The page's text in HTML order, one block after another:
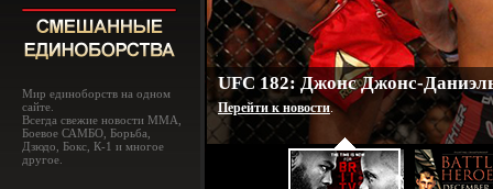
Мир единоборств на одном
сайте.
Всегда свежие новости MMA,
Боевое САМБО, Борьба,
Дзюдо, Бокс, К-1 и многое
другое.
UFC 182: Джонс Джонс-
Перейти к новости.